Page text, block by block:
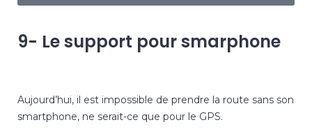
9- Le support pour smarphone
Aujourd’hui, il est impossible de prendre la route sans son
smartphone, ne serait-ce que pour le GPS.